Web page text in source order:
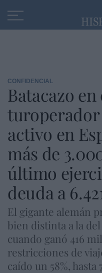
CONFIDENCIAL
Batacazo
activo en
más de
último
deuda a
El gigante alemán
bien distinta a la
cuando ganó 416
restricciones de
caído un 58%, hasta